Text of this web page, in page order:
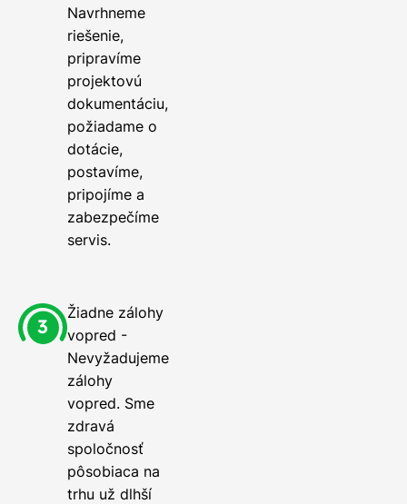
Navrhneme
riešenie,
pripravíme
projektovú
dokumentáciu,
požiadame o
dotácie,
postavíme,
pripojíme a
zabezpečíme
servis.
Žiadne zálohy
vopred -
Nevyžadujeme
zálohy
vopred. Sme
zdravá
spoločnosť
pôsobiaca na
trhu už dlhší